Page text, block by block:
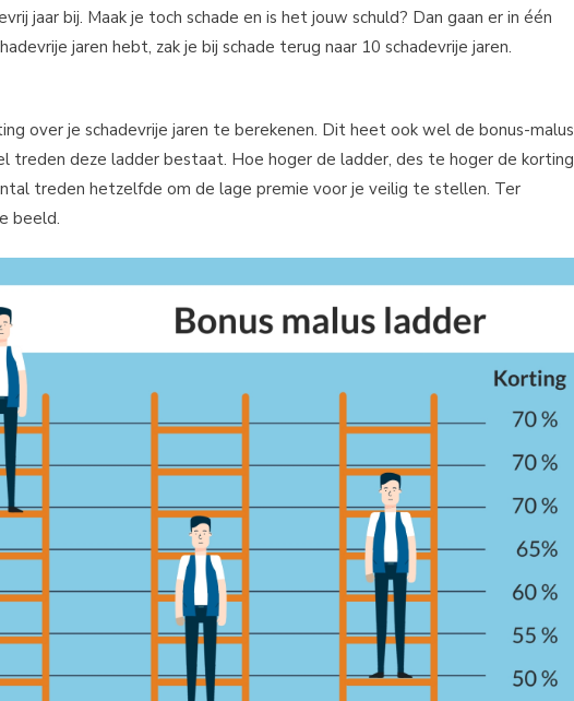
jaar bij. Maak je toch schade en is het jouw schuld? Dan gaan er in één
jaren hebt, zak je bij schade terug naar 10 schadevrije jaren.
over je schadevrije jaren te berekenen. Dit heet ook wel de bonus-malus
treden deze ladder bestaat. Hoe hoger de ladder, des te hoger de korting
treden hetzelfde om de lage premie voor je veilig te stellen. Ter
beeld.